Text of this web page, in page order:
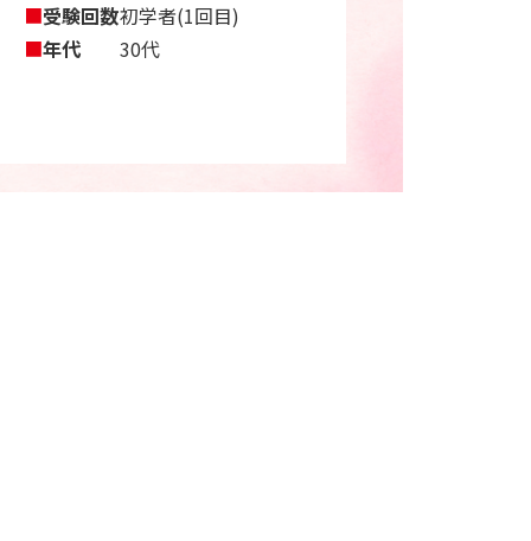
■受験回数初学者(1回目)
■年代 30代